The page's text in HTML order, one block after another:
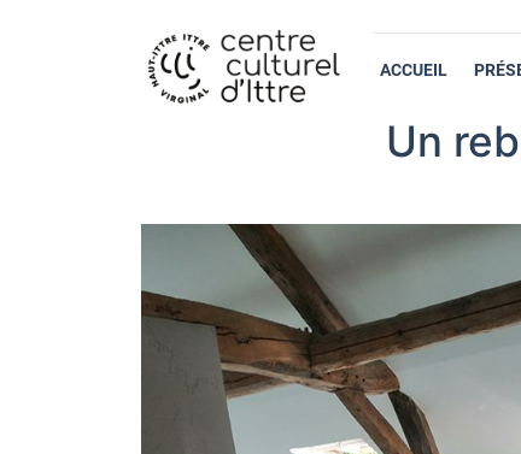
ACCUEIL
Un